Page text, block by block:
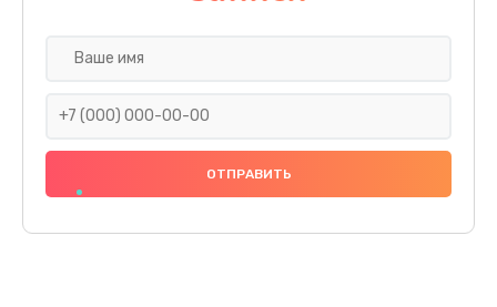
Замена передней панели
1000 руб.